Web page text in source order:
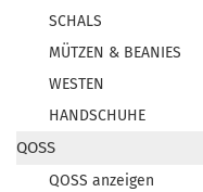
SCHALS
MÜTZEN & BEANIES
WESTEN
HANDSCHUHE
QOSS
QOSS anzeigen